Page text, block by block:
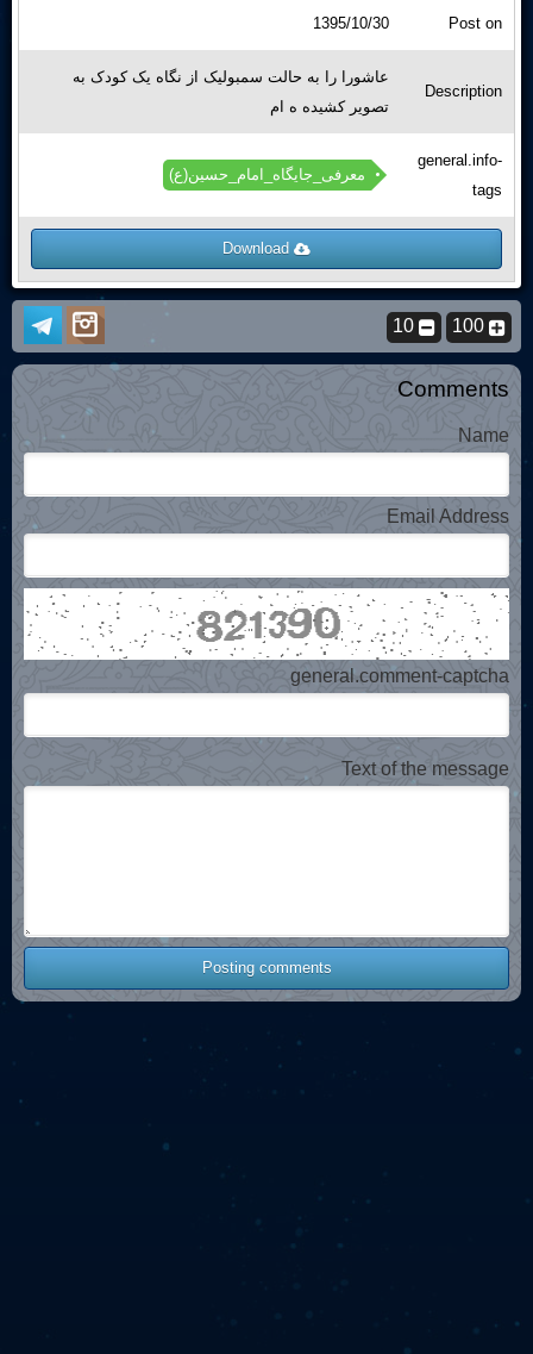
Post on
1395/10/30
Description
عاشورا را به حالت سمبولیک از نگاه یک کودک به
تصویر کشیده ه ام
general.info-
tags
معرفی_جایگاه_امام_حسین(ع)
100
10
Comments
Name
Email Address
general.comment-captcha
Text of the message
Posting comments